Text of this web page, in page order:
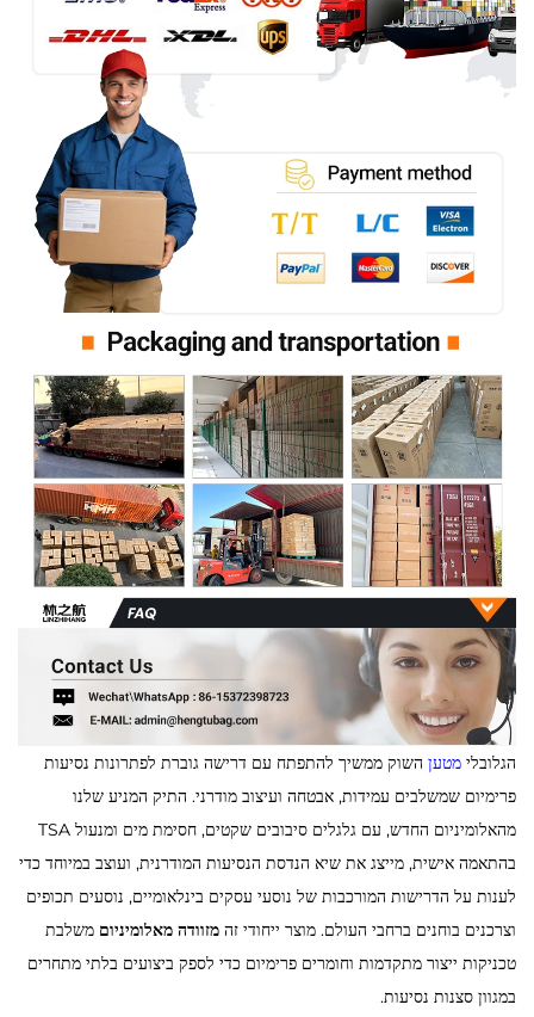
הגלובלי מטען השוק ממשיך להתפתח עם דרישה גוברת לפתרונות נסיעות
פרימיום שמשלבים עמידות, אבטחה ועיצוב מודרני. התיק המניע שלנו
מהאלומיניום החדש, עם גלגלים סיבובים שקטים, חסימת מים ומנעול TSA
בהתאמה אישית, מייצג את שיא הנדסת הנסיעות המודרנית, ועוצב במיוחד כדי
לענות על הדרישות המורכבות של נוסעי עסקים בינלאומיים, נוסעים תכופים
וצרכנים בוחנים ברחבי העולם. מוצר ייחודי זה מזוודה מאלומיניום משלבת
טכניקות ייצור מתקדמות וחומרים פרימיום כדי לספק ביצועים בלתי מתחרים
במגוון סצנות נסיעות.